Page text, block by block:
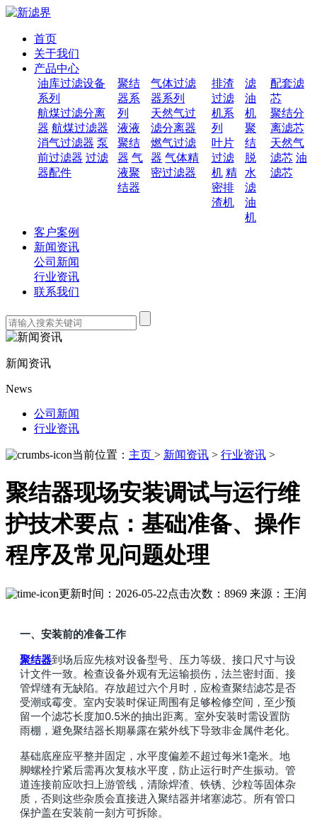
首页
关于我们
产品中心
油库过滤设备
系列
航煤过滤分离
器 航煤过滤器
消气过滤器 泵
前过滤器 过滤
器配件
聚结
器系
列
液液
聚结
器 气
液聚
结器
气体过滤
器系列
天然气过
滤分离器
燃气过滤
器 气体精
密过滤器
排渣
过滤
机系
列
叶片
过滤
机 精
密排
渣机
滤
油
机
聚
结
脱
水
滤
油
机
配套滤
芯
聚结分
离滤芯
天然气
滤芯 油
滤芯
客户案例
新闻资讯
公司新闻
行业资讯
联系我们
新闻资讯
News
公司新闻
行业资讯
当前位置： 主页 > 新闻资讯 > 行业资讯 >
聚结器现场安装调试与运行维
护技术要点：基础准备、操作
程序及常见问题处理
更新时间：2026-05-22点击次数：8969 来源：王润
一、安装前的准备工作
聚结器到场后应先核对设备型号、压力等级、接口尺寸与设
计文件一致。检查设备外观有无运输损伤，法兰密封面、接
管焊缝有无缺陷。存放超过六个月时，应检查聚结滤芯是否
受潮或霉变。室内安装时保证周围有足够检修空间，至少预
留一个滤芯长度加0.5米的抽出距离。室外安装时需设置防
雨棚，避免聚结器长期暴露在紫外线下导致非金属件老化。
基础底座应平整并固定，水平度偏差不超过每米1毫米。地
脚螺栓拧紧后需再次复核水平度，防止运行时产生振动。管
道连接前应吹扫上游管线，清除焊渣、铁锈、沙粒等固体杂
质，否则这些杂质会直接进入聚结器并堵塞滤芯。所有管口
保护盖在安装前一刻方可拆除。